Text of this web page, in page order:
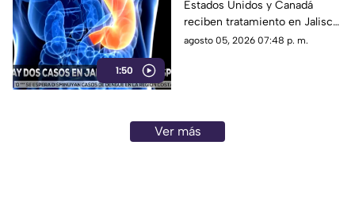
1:50
Estados Unidos y Canadá
reciben tratamiento en Jalisco
por ciclosporiasis; ambos se
agosto 05, 2026 07:48 p. m.
Ver más